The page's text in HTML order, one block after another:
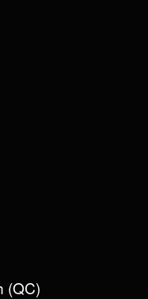
(QC)